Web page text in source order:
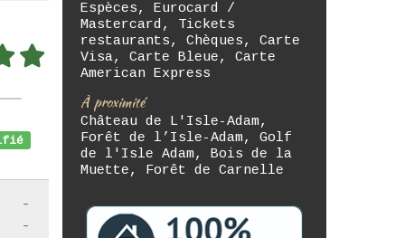
-
-
Espèces, Eurocard /
Mastercard, Tickets
restaurants, Chèques, Carte
Visa, Carte Bleue, Carte
American Express
À proximité
Château de L'Isle-Adam,
Forêt de l’Isle-Adam, Golf
de l'Isle Adam, Bois de la
Muette, Forêt de Carnelle